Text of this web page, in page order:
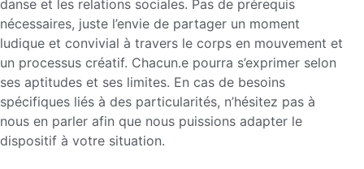
danse et les relations sociales. Pas de prérequis
nécessaires, juste l’envie de partager un moment
ludique et convivial à travers le corps en mouvement et
un processus créatif. Chacun.e pourra s’exprimer selon
ses aptitudes et ses limites. En cas de besoins
spécifiques liés à des particularités, n’hésitez pas à
nous en parler afin que nous puissions adapter le
dispositif à votre situation.